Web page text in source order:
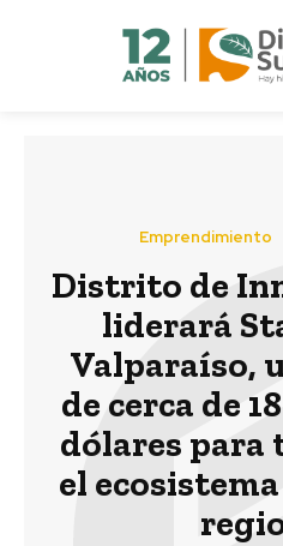
Emprendimiento
Distrito de
liderará
Valparaíso,
de cerca de
dólares
el